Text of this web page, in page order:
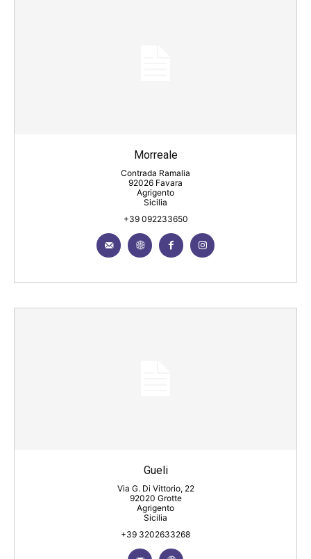
Morreale
Contrada Ramalia
92026 Favara
Agrigento
Sicilia
+39 092233650
Gueli
Via G. Di Vittorio, 22
92020 Grotte
Agrigento
Sicilia
+39 3202633268